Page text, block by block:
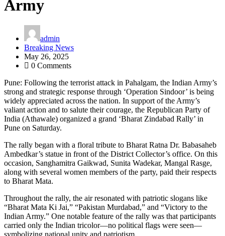
Army
admin
Breaking News
May 26, 2025
0 Comments
Pune: Following the terrorist attack in Pahalgam, the Indian Army’s
strong and strategic response through ‘Operation Sindoor’ is being
widely appreciated across the nation. In support of the Army’s
valiant action and to salute their courage, the Republican Party of
India (Athawale) organized a grand ‘Bharat Zindabad Rally’ in
Pune on Saturday.
The rally began with a floral tribute to Bharat Ratna Dr. Babasaheb
Ambedkar’s statue in front of the District Collector’s office. On this
occasion, Sanghamitra Gaikwad, Sunita Wadekar, Mangal Rasge,
along with several women members of the party, paid their respects
to Bharat Mata.
Throughout the rally, the air resonated with patriotic slogans like
“Bharat Mata Ki Jai,” “Pakistan Murdabad,” and “Victory to the
Indian Army.” One notable feature of the rally was that participants
carried only the Indian tricolor—no political flags were seen—